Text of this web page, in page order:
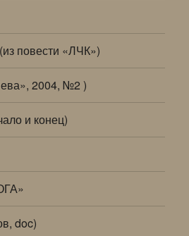
повести «ЛЧК»)
2004, №2 )
и конец)
doc)